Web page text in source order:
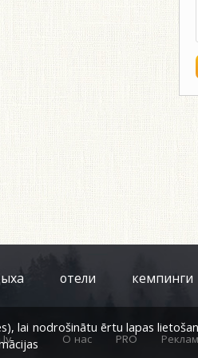
отели кемпинги
О нас PRO
lai nodrošinātu ērtu lapas